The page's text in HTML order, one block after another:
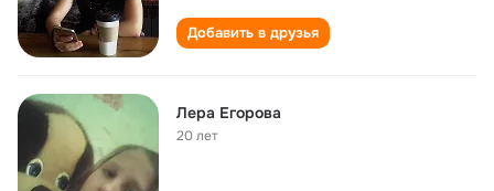
Добавить в друзья
Лера Егорова
20 лет